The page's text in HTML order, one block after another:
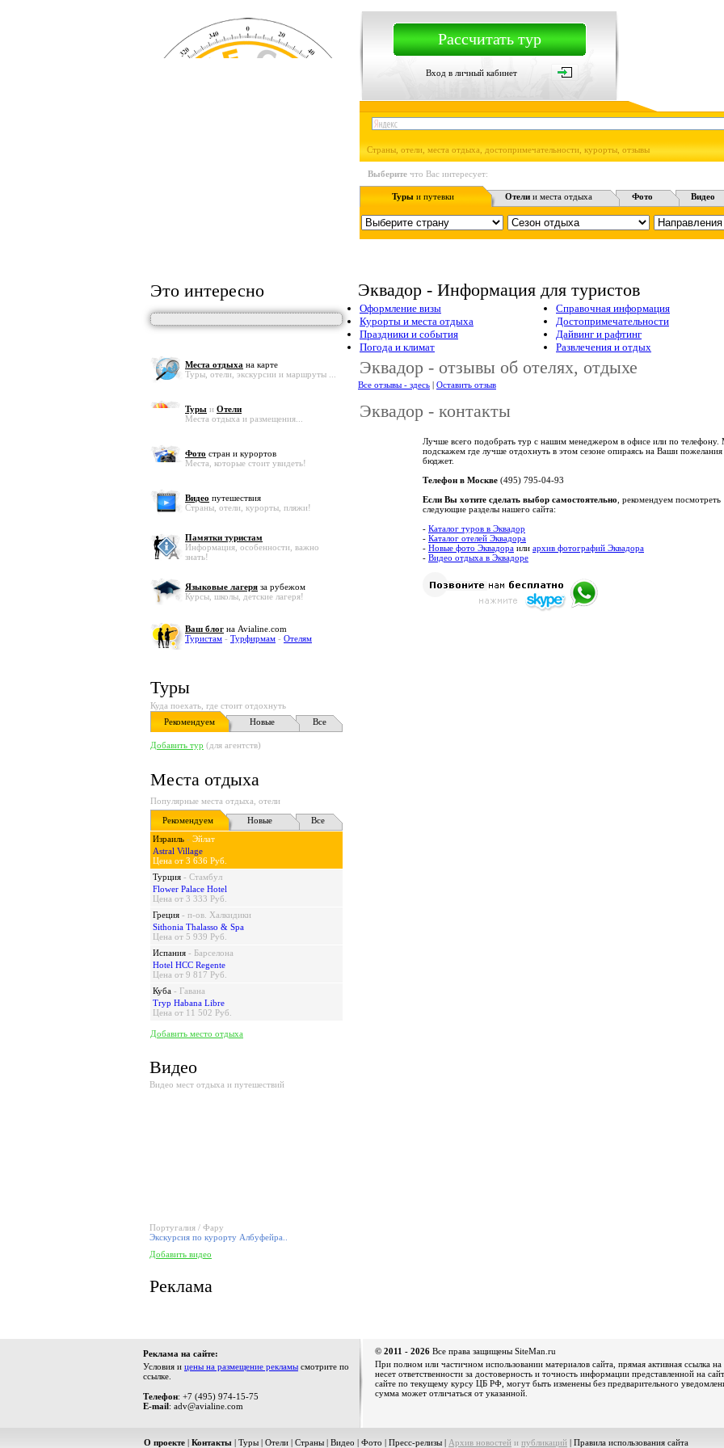
Рассчитать тур
Вход в личный кабинет
Страны, отели, места отдыха, достопримечательности, курорты, отзывы
Выберите что Вас интересует:
Турыи путевки Отели и места отдыха Фото Видео
Это интересно
Места отдыха на карте
Туры, отели, экскурсии и маршруты ...
Туры и Отели
Места отдыха и размещения...
Фото стран и курортов
Места, которые стоит увидеть!
Видео путешествия
Страны, отели, курорты, пляжи!
Памятки туристам
Информация, особенности, важно
знать!
Языковые лагеря за рубежом
Курсы, школы, детские лагеря!
Ваш блог на Avialine.com
Туристам - Турфирмам - Отелям
Туры
Куда поехать, где стоит отдохнуть
Рекомендуем
Новые Все
Добавить тур (для агентств)
Места отдыха
Популярные места отдыха, отели
Рекомендуем
Новые
Все
Израиль - Эйлат
Astral Village
Цена от 3 636 Руб.
Турция - Стамбул
Flower Palace Hotel
Цена от 3 333 Руб.
Греция - п-ов. Халкидики
Sithonia Thalasso & Spa
Цена от 5 939 Руб.
Испания - Барселона
Hotel HCC Regente
Цена от 9 817 Руб.
Куба - Гавана
Tryp Habana Libre
Цена от 11 502 Руб.
Добавить место отдыха
Видео
Видео мест отдыха и путешествий
Португалия / Фару
Экскурсия по курорту Албуфейра..
Добавить видео
Реклама
Эквадор - Информация для туристов
Оформление визы
Курорты и места отдыха
Праздники и события
Погода и климат
Справочная информация
Достопримечательности
Дайвинг и рафтинг
Развлечения и отдых
Эквадор - отзывы об отелях, отдыхе
Все отзывы - здесь | Оставить отзыв
Эквадор - контакты
Лучше всего подобрать тур с нашим менеджером в офисе или по
подскажем где лучше отдохнуть в этом сезоне опираясь на Ваши
бюджет.
Телефон в Москве (495) 795-04-93
Если Вы хотите сделать выбор самостоятельно , рекомендуем посмотреть
следующие разделы нашего сайта:
- Каталог туров в Эквадор
- Каталог отелей Эквадора
- Новые фото Эквадора или архив фотографий Эквадора
- Видео отдыха в Эквадоре
Реклама на сайте:
Условия и цены на размещение рекламы смотрите по
ссылке.
Телефон: +7 (495) 974-15-75
E-mail: adv@avialine.com
© 2011 - 2026 Все права защищены SiteMan.ru
При полном или частичном использовании материалов сайта, прямая активная ссылка
несет ответственности за достоверность и точность информации представленной на
сайте по текущему курсу ЦБ РФ, могут быть изменены без предварительного
сумма может отличаться от указанной.
О проекте | Контакты | Туры | Отели | Страны | Видео | Фото | Пресс-релизы | Архив новостей и публикаций | Правила использования сайта